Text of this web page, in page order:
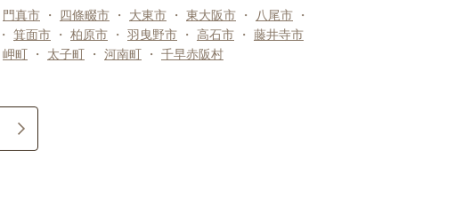
門真市 ・ 四條畷市 ・ 大東市 ・ 東大阪市 ・ 八尾市 ・
・ 箕面市 ・ 柏原市 ・ 羽曳野市 ・ 高石市 ・ 藤井寺市
岬町 ・ 太子町 ・ 河南町 ・ 千早赤阪村